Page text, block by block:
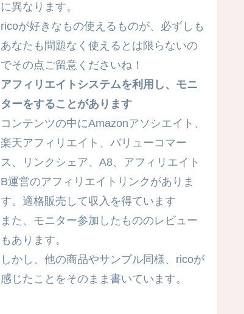
に異なります。
ricoが好きなもの使えるものが、必ずしも
あなたも問題なく使えるとは限らないの
でその点ご留意くださいね！
アフィリエイトシステムを利用し、モニ
ターをすることがあります
コンテンツの中にAmazonアソシエイト、
楽天アフィリエイト、バリューコマー
ス、リンクシェア、A8、アフィリエイト
B運営のアフィリエイトリンクがありま
す。適格販売して収入を得ています
また、モニター参加したもののレビュー
もあります。
しかし、他の商品やサンプル同様、ricoが
感じたことをそのまま書いています。